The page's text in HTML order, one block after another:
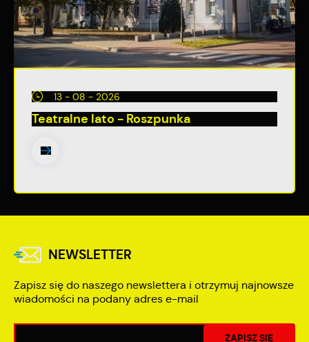
13 - 08 - 2026
Teatralne lato - Roszpunka
NEWSLETTER
Zapisz się do naszego newslettera i otrzymuj najnowsze
wiadomości na podany adres e-mail